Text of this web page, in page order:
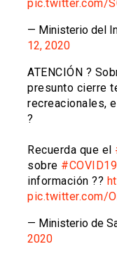
pic.twitter.com/
— Ministerio del
12, 2020
ATENCIÓN ?
presunto cierre
recreacionales, el
?
Recuerda que el
sobre #COVID19
información ??
pic.twitter.com/
— Ministerio de
2020